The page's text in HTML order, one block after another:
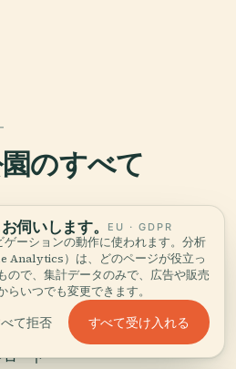
のすべて
に対応したオーディオガイ
の知識をオフラインでお楽し
ロード
伺いします。 EU · GDPR
ーションの動作に使われます。分析
Analytics）は、どのページが役立っ
ので、集計データのみで、広告や販売
いつでも変更できます。
て拒否 すべて受け入れる